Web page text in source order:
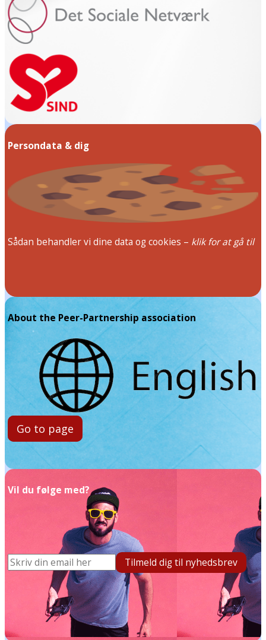
Persondata & dig
Sådan behandler vi dine data og cookies – klik for at gå til
About the Peer-Partnership association
Go to page
Vil du følge med?